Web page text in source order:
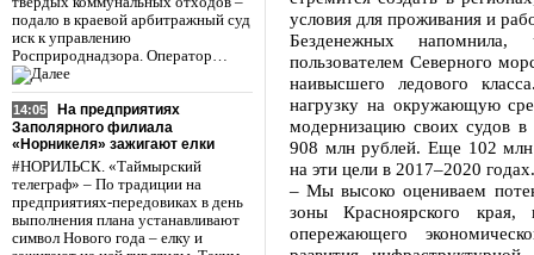
подало в краевой арбитражный суд
иск к управлению
Росприроднадзора. Оператор…
14:05
На предприятиях
Заполярного филиала
«Норникеля» зажигают елки
#НОРИЛЬСК. «Таймырский
телеграф» – По традиции на
предприятиях-передовиках в день
выполнения плана устанавливают
символ Нового года – елку и
условия для проживания и
Безденежных напомнила,
пользователем Северного
наивысшего ледового
нагрузку на окружающую
модернизацию своих судов в
908 млн рублей. Еще 102 млн
на эти цели в 2017–2020 годах.
– Мы высоко оцениваем
зоны Красноярского
опережающего